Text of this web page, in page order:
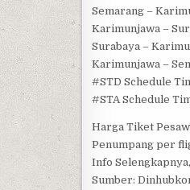
Semarang –
Karimunjawa –
Surabaya –
Karimunjawa –
#STD Schedule
#STA Schedule
Harga Tiket
Penumpang per
Info
Sumber: